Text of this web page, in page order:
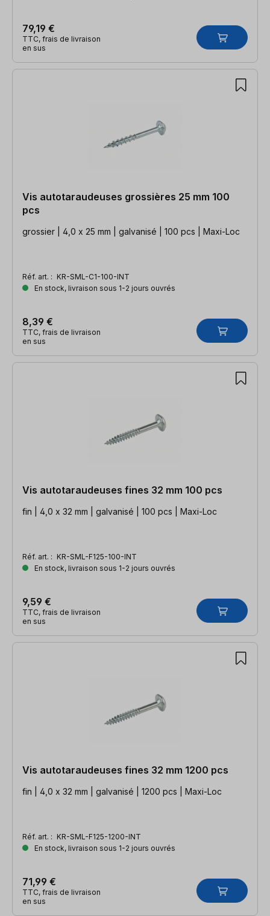
79,19 €
TTC, frais de livraison
en sus
Vis autotaraudeuses grossières 25 mm 100
pcs
grossier | 4,0 x 25 mm | galvanisé | 100 pcs | Maxi-Loc
Réf. art. : KR-SML-C1-100-INT
En stock, livraison sous 1-2 jours ouvrés
8,39 €
TTC, frais de livraison
en sus
Vis autotaraudeuses fines 32 mm 100 pcs
fin | 4,0 x 32 mm | galvanisé | 100 pcs | Maxi-Loc
Réf. art. : KR-SML-F125-100-INT
En stock, livraison sous 1-2 jours ouvrés
9,59 €
TTC, frais de livraison
en sus
Vis autotaraudeuses fines 32 mm 1200 pcs
fin | 4,0 x 32 mm | galvanisé | 1200 pcs | Maxi-Loc
Réf. art. : KR-SML-F125-1200-INT
En stock, livraison sous 1-2 jours ouvrés
71,99 €
TTC, frais de livraison
en sus